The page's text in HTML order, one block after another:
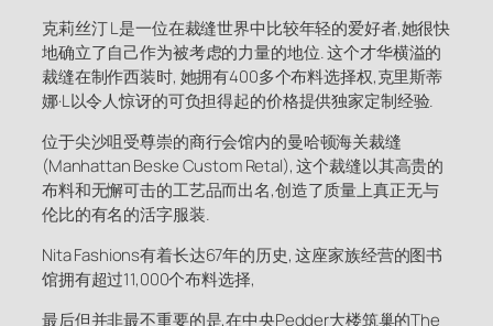
克莉丝汀 L是一位在裁缝世界中比较年轻的爱好者,她很快
地确立了自己作为被考虑的力量的地位. 这个才华横溢的
裁缝在制作西装时, 她拥有400多个布料选择权,克里斯蒂
娜·L以令人惊讶的可负担得起的价格提供独家定制经验.
位于尖沙咀受尊崇的商行会馆内的曼哈顿海关裁缝
(Manhattan Beske Custom Retal), 这个裁缝以其高贵的
布料和无懈可击的工艺品而出名,创造了质量上真正无与
伦比的有名的活字服装.
Nita Fashions有着长达67年的历史, 这座家族经营的图书
馆拥有超过11,000个布料选择,
最后但并非最不重要的是,在中央Pedder大楼筑巢的The